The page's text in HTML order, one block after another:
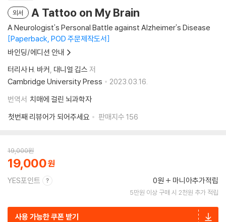
외서 A Tattoo on My Brain
A Neurologist's Personal Battle against Alzheimer's Disease
Paperback, POD 주문제작도서
바인딩/에디션 안내
터리사 H. 바커 대니얼 깁스 저
Cambridge University Press
2023.03.16.
번역서 치매에 걸린 뇌과학자
첫번째 리뷰어가 되어주세요
판매지수 156
19,000원
19,000
YES포인트 0원 마니아추가적립
5만원 이상 구매 시 2천원 추가 적립
사용 가능한 쿠폰 받기